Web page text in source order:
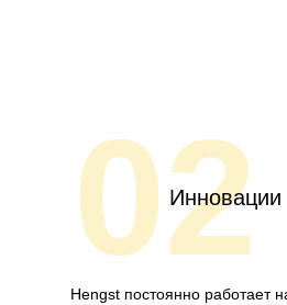
02
Инновации
Hengst постоянно работает